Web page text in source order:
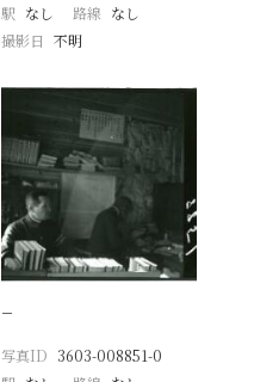
駅 なし 路線 なし
撮影日 不明
−
写真ID 3603-008851-0